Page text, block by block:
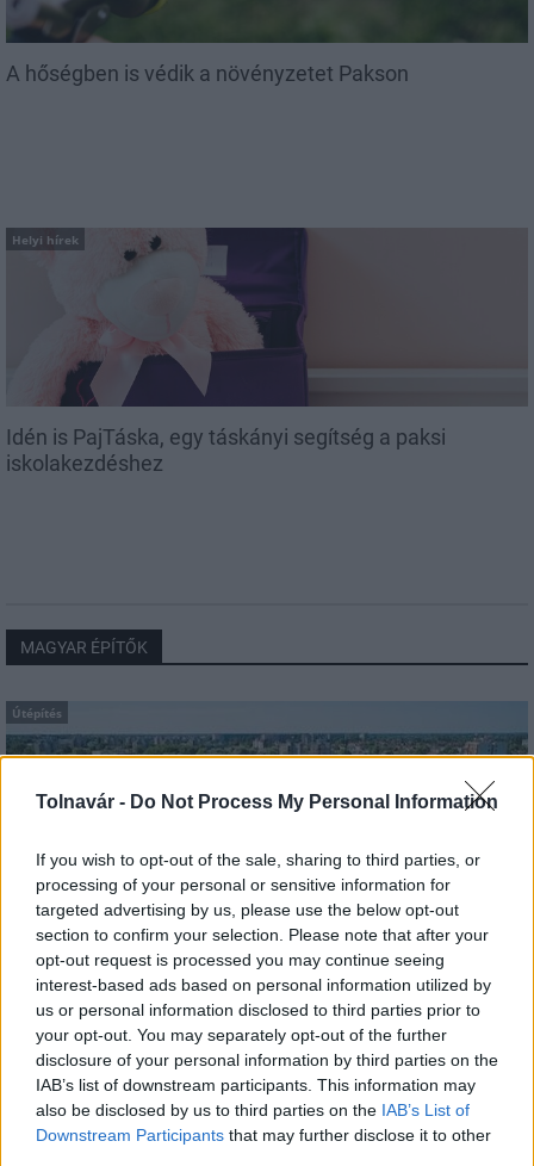
Tolnavár - Do Not Process My Personal Information
If you wish to opt-out of the sale, sharing to third parties, or
processing of your personal or sensitive information for
targeted advertising by us, please use the below opt-out
section to confirm your selection. Please note that after your
opt-out request is processed you may continue seeing
interest-based ads based on personal information utilized by
us or personal information disclosed to third parties prior to
your opt-out. You may separately opt-out of the further
disclosure of your personal information by third parties on the
IAB’s list of downstream participants. This information may
also be disclosed by us to third parties on the IAB’s List of
Downstream Participants that may further disclose it to other
A hőségben is védik a növényzetet Pakson
Helyi hírek
Idén is PajTáska, egy táskányi segítség a paksi
iskolakezdéshez
MAGYAR ÉPÍTŐK
Útépítés
Profunda Bau
Szinte teljes hosszában megújítják a Lakatos úti
lakótelep legfontosabb utcáját
Pestszentlőrinc egyik első lakótelepén kanyarog a Dolgozó utca,
amelynek komplex burkolatmegújításáért felel a Profunda Bau.